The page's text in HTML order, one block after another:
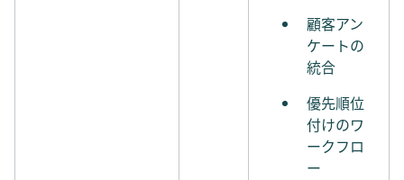
顧客アン
ケートの
統合
優先順位
付けのワ
ークフロ
ー